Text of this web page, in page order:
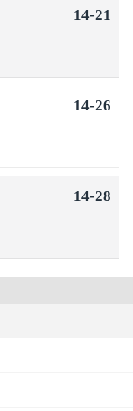
14-21
14-26
14-28